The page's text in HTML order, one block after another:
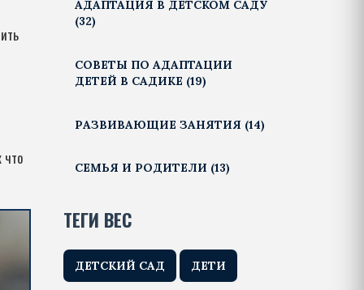
что
АДАПТАЦИЯ В ДЕТСКОМ САДУ
(32)
СОВЕТЫ ПО АДАПТАЦИИ
ДЕТЕЙ В САДИКЕ (19)
РАЗВИВАЮЩИЕ ЗАНЯТИЯ (14)
СЕМЬЯ И РОДИТЕЛИ (13)
ТЕГИ ВЕС
ДЕТСКИЙ САД ДЕТИ